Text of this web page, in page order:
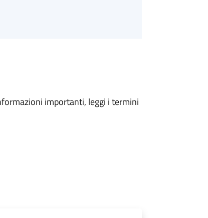
importanti, leggi i termini